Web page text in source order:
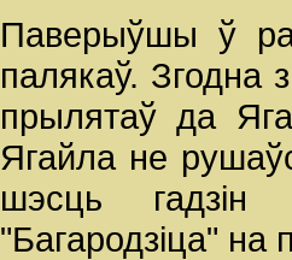
Паверыўшы ў
палякаў. Згодна
прылятаў да
Ягайла не
шэсць гадзін
"Багародзіца" на